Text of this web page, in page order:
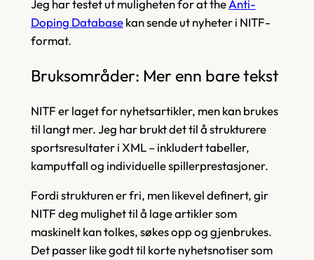
Jeg har testet ut muligheten for at theAnti-
Doping Databasekan sende ut nyheter i NITF-
format.
Bruksområder: Mer enn bare tekst
NITF er laget for nyhetsartikler, men kan brukes
til langt mer. Jeg har brukt det til å strukturere
sportsresultater i XML – inkludert tabeller,
kamputfall og individuelle spillerprestasjoner.
Fordi strukturen er fri, men likevel definert, gir
NITF deg mulighet til å lage artikler som
maskinelt kan tolkes, søkes opp og gjenbrukes.
Det passer like godt til korte nyhetsnotiser som